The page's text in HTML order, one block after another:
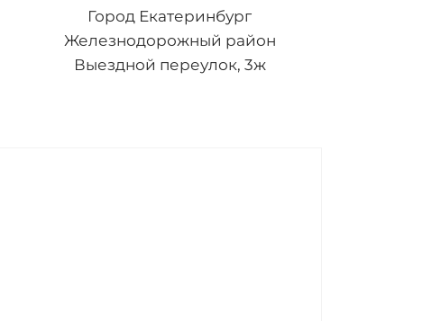
Город Екатеринбург
Железнодорожный район
Выездной переулок, 3ж